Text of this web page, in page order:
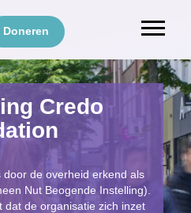
Doneren
Credo
door de overheid erkend als
Nut Beogende Instelling).
dat de organisatie zich inzet